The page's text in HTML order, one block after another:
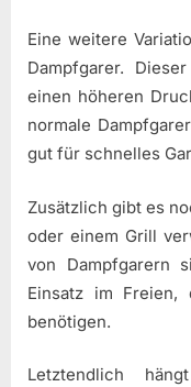
Eine weitere
Dampfgarer.
einen höheren
normale
gut für schnelles
Zusätzlich gibt es
oder einem Grill
von Dampfgarern
Einsatz im Freien,
benötigen.
Letztendlich